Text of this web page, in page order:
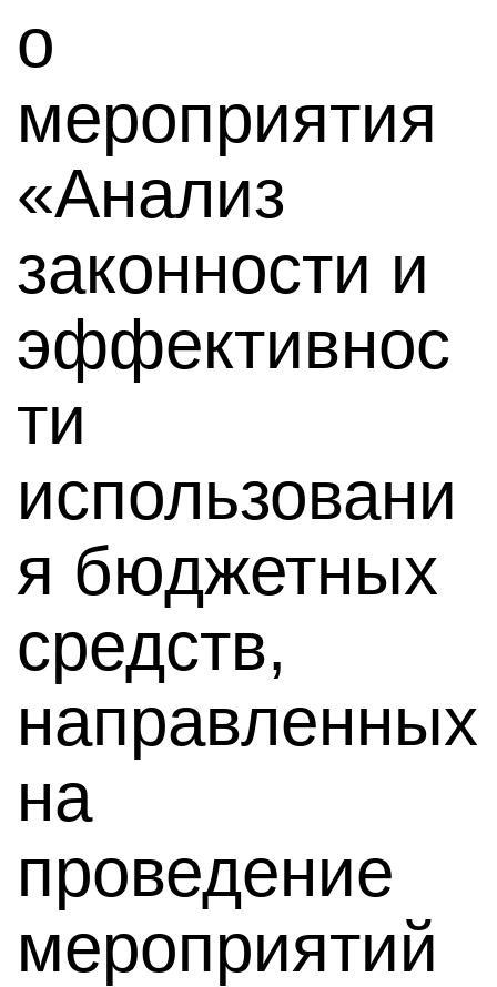
о
мероприятия
«Анализ
законности и
эффективнос
ти
использовани
я бюджетных
средств,
направленных
на
проведение
мероприятий